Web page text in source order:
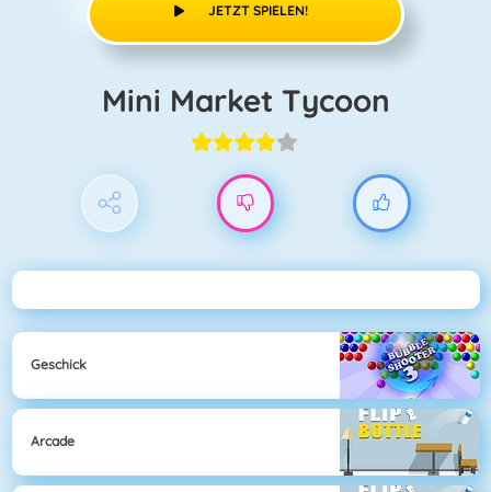
JETZT SPIELEN!
Mini Market Tycoon
Geschick
Arcade